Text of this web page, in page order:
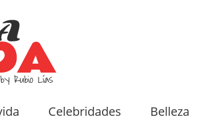
Celebridades Belleza